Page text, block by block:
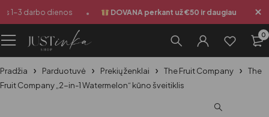
1-3 darbo dienos DOVANA perkant už €50 ir daugiau
0
Pradžia Parduotuvė Prekių ženklai The Fruit Company
The
Fruit Company „2-in-1 Watermelon“ kūno šveitiklis